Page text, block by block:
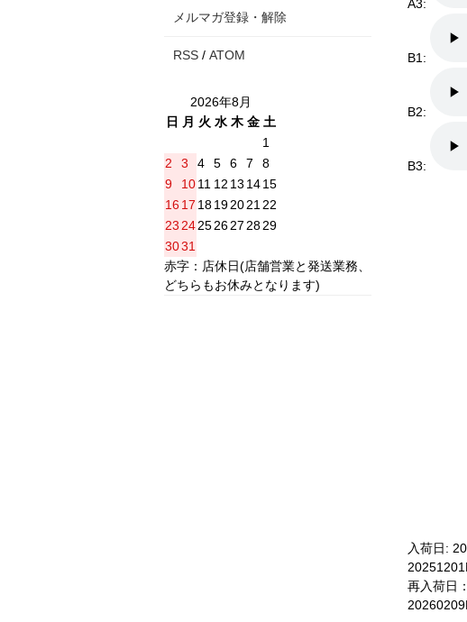
A3:
B1:
B2:
B3:
入荷日:
再入荷日
メルマガ登録・解除
RSS / ATOM
2026年8月
日
月 火 水 木 金 土
1
2
3 4 5 6 7
8
9
1011 12 13 1415
16 17 18192021 22
23 24252627 2829
3031
赤字：店休日(店舗営業と発送業務、
どちらもお休みとなります)